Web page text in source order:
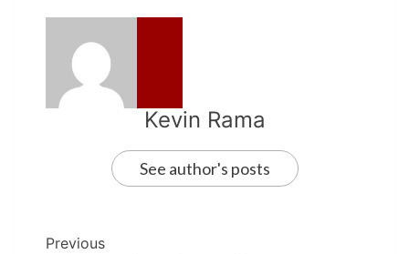
Kevin Rama
See author's posts
Previous